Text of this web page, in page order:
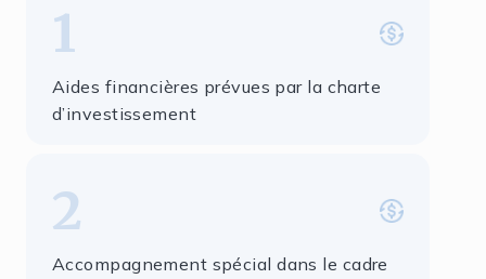
1
Aides financières prévues par la charte
d’investissement
2
Accompagnement spécial dans le cadre